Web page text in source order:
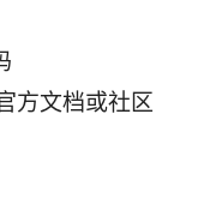
方文档或社区